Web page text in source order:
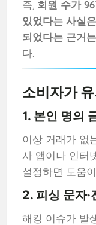
즉, 회원 수가
있었다는 사실
되었다는 근거
다.
소비자가
1. 본인 명의
이상 거래가 없
사 앱이나 인터
설정하면 도움
2. 피싱 문자·
해킹 이슈가 발